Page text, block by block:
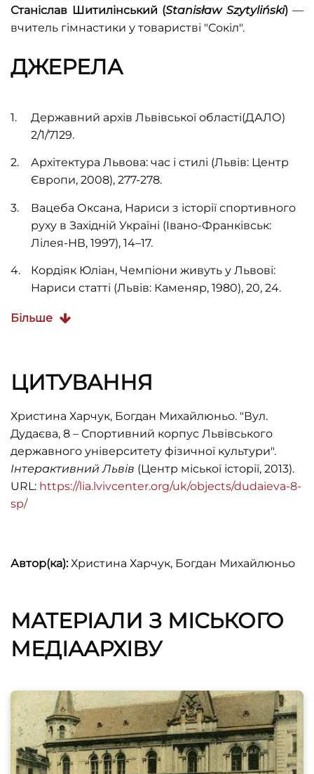
Станіслав Шитилінський (Stanisław Szytyliński)—
вчитель гімнастики у товаристві "Сокіл".
ДЖЕРЕЛА
Державний архів Львівської області(ДАЛО)
2/1/7129.
Архітектура Львова: час і стилі (Львів: Центр
Європи, 2008), 277-278.
Вацеба Оксана, Нариси з історії спортивного
руху в Західній Україні (Івано-Франківськ:
Лілея-НВ, 1997), 14–17.
Кордіяк Юліан, Чемпіони живуть у Львові:
Нариси статті (Львів: Каменяр, 1980), 20, 24.
Трегубова Тетяна, Мих Роман, Львів.
Architektura Lwowa XIX w. (Kraków: Antyka,
Bryl Jacek. Wacław Kuchar (Warszawa: Krajowa
Agencja Wydawnicza, 1982), 11–12.
Cepnik N. Czterdziestolecie “Sokoła”
Lwowskiego. 1867-1897 (Lwów, 1907), 11–13, 16, 27.
Lwowie w drugiej połowie XIX I na początkach
XX wieku/ Lwów: miasto, społeczeństwo, kultura.
– Tom II: Studia z dziejów Lwowa (Kraków:
Wydawnictwo Naukowe WSP, 1998), 452–457.
Przewodnik Gimnastyczny “Sokoł”, 1881, Nr 5, 39.
Statut Towarzystwa Gimnastycznego “Sokół” we
Lwowie (Lwów, 1867).
Nowak J. Geneza rozwoju kształtowania
Більше
ЦИТУВАННЯ
Христина Харчук, Богдан Михайлюньо. "Вул.
Дудаєва, 8 – Спортивний корпус Львівського
державного університету фізичної культури".
Інтерактивний Львів (Центр міської історії, 2013).
URL: https://lia.lvivcenter.org/uk/objects/dudaieva-8-
sp/
Автор(ка):Христина Харчук, Богдан Михайлюньо
МАТЕРІАЛИ З МІСЬКОГО
МЕДІААРХІВУ